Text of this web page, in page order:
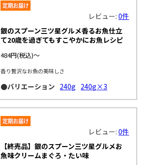
レビュー:0件
銀のスプーン三ツ星グルメ香るお魚仕立
て20歳を過ぎてもすこやかにお魚レシピ
484円(税込)～
香り贅沢なお魚の美味しさ
●バリエーション 240g 240g×3
レビュー:0件
【終売品】銀のスプーン三ツ星グルメお
魚味クリームまぐろ・たい味